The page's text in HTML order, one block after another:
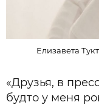
Елизавета
«Друзья, в
будто у меня